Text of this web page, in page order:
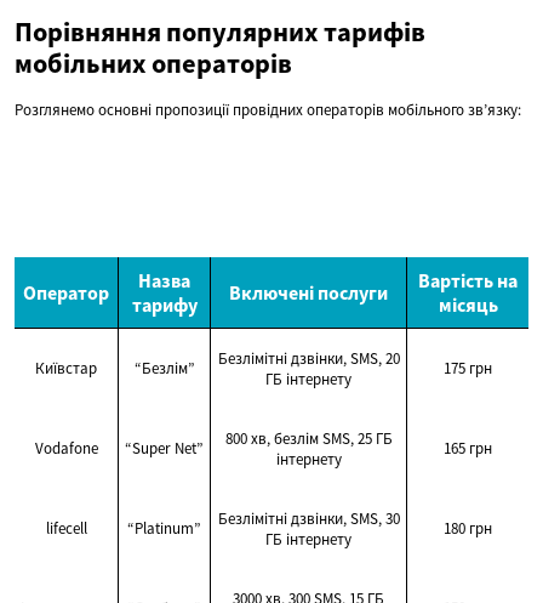
Порівняння популярних тарифів
мобільних операторів
Розглянемо основні пропозиції провідних операторів мобільного зв’язку:
Оператор
Назва
тарифу
Включені послуги
Вартість на
місяць
Київстар “Безлім”
Безлімітні дзвінки, SMS, 20
ГБ інтернету
175 грн
Vodafone “Super Net”
800 хв, безлім SMS, 25 ГБ
інтернету
165 грн
lifecell “Platinum”
Безлімітні дзвінки, SMS, 30
ГБ інтернету
180 грн